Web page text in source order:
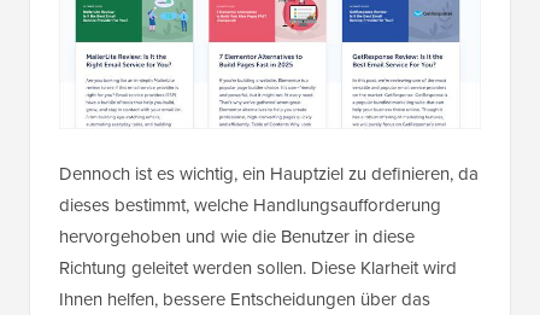
Dennoch ist es wichtig, ein Hauptziel zu definieren, da
dieses bestimmt, welche Handlungsaufforderung
hervorgehoben und wie die Benutzer in diese
Richtung geleitet werden sollen. Diese Klarheit wird
Ihnen helfen, bessere Entscheidungen über das